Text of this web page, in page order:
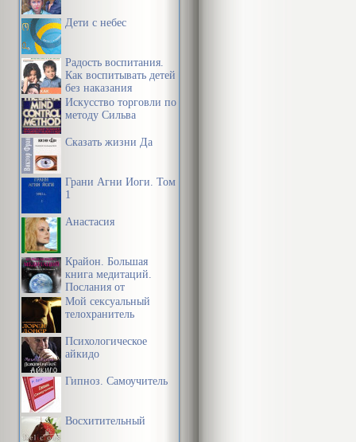
Дети с небес
Радость воспитания.
Как воспитывать детей
без наказания
Искусство торговли по
методу Сильва
Сказать жизни Да
Грани Агни Йоги. Том
1
Анастасия
Крайон. Большая
книга медитаций.
Послания от
Источника
Мой сексуальный
телохранитель
Психологическое
айкидо
Гипноз. Самоучитель
Восхитительный